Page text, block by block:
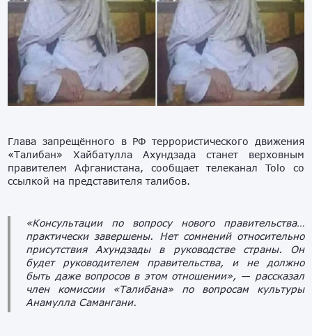
Глава запрещённого в РФ террористического движения
«Талибан» Хайбатулла Ахундзада станет верховным
правителем Афганистана, сообщает телеканал Tolo со
ссылкой на представителя талибов.
«Консультации по вопросу нового правительства…
практически завершены. Нет сомнений относительно
присутствия Ахундзады в руководстве страны. Он
будет руководителем правительства, и не должно
быть даже вопросов в этом отношении», — рассказал
член комиссии «Талибана» по вопросам культуры
Анамулла Самангани.